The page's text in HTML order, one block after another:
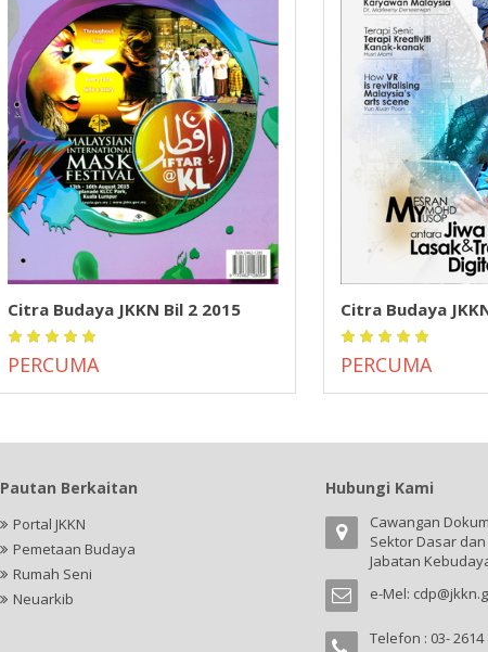
Citra Budaya JKKN Bil 2 2015
PERCUMA
Citra Budaya
PERCUMA
Pautan Berkaitan
Portal JKKN
Pemetaan Budaya
Rumah Seni
Neuarkib
Hubungi Kami
Cawangan
Sektor Dasar
Jabatan
e-Mel:
Telefon : 03- 2614